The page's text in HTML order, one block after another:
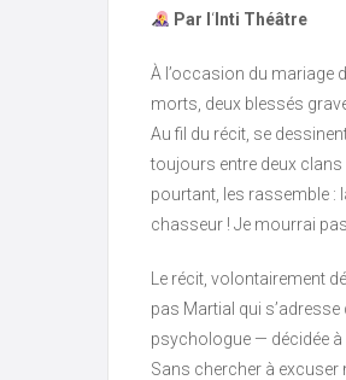
Par l ‘Inti Théâtre
À l’occasion du mariage
morts, deux blessés
Au fil du récit, se
toujours entre deux
pourtant, les rassemble :
chasseur ! Je mourrai
Le récit, volontairement
pas Martial qui
psychologue — décidée à
Sans chercher à excuser